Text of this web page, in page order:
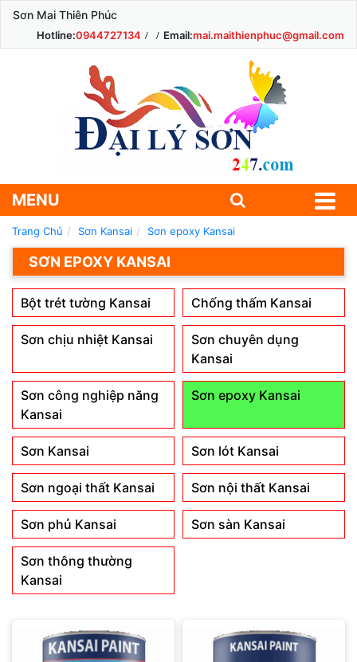
Sơn Mai Thiên Phúc
Hotline:0944727134 Email:mai.maithienphuc@gmail.com
MENU
Trang Chủ Sơn Kansai Sơn epoxy Kansai
SƠN EPOXY KANSAI
Bột trét tường Kansai Chống thấm Kansai
Sơn chịu nhiệt Kansai
Sơn chuyên dụng
Kansai
Sơn công nghiệp năng
Kansai
Sơn epoxy Kansai
Sơn Kansai Sơn lót Kansai
Sơn ngoại thất Kansai Sơn nội thất Kansai
Sơn phủ Kansai Sơn sàn Kansai
Sơn thông thường
Kansai